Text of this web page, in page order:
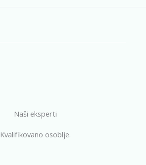
Naši eksperti
Kvalifikovano osoblje.